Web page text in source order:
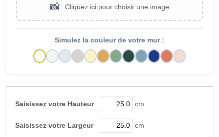
📸 Cliquez ici pour choisir une image
Simulez la couleur de votre mur :
Saisissez votre Hauteur cm
Saisissez votre Largeur cm